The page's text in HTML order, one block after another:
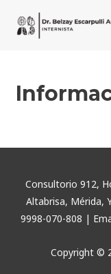
contenido
Consultorio 912,
Altabrisa, Mérida,
9998-070-808 |
Copyright ©